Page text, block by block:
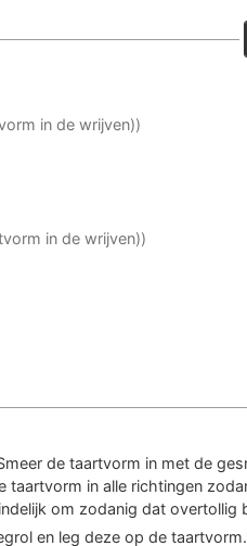
in de wrijven))
in de wrijven))
de taartvorm in met de
taartvorm in alle richtingen
om zodanig dat overtollig
en leg deze op de taartvorm.